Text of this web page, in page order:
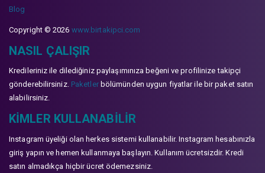
Blog
Copyright © 2026 www.birtakipci.com
NASIL ÇALIŞIR
Kredileriniz ile dilediğiniz paylaşımınıza beğeni ve profilinize takipçi
gönderebilirsiniz. Paketlerbölümünden uygun fiyatlar ile bir paket satın
alabilirsiniz.
KIMLER KULLANABILIR
Instagram üyeliği olan herkes sistemi kullanabilir. Instagram hesabınızla
giriş yapın ve hemen kullanmaya başlayın. Kullanım ücretsizdir. Kredi
satın almadıkça hiçbir ücret ödemezsiniz.